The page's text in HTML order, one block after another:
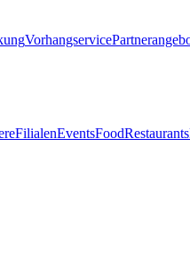
Vorhangservice
FilialenEventsFoodRestaurants